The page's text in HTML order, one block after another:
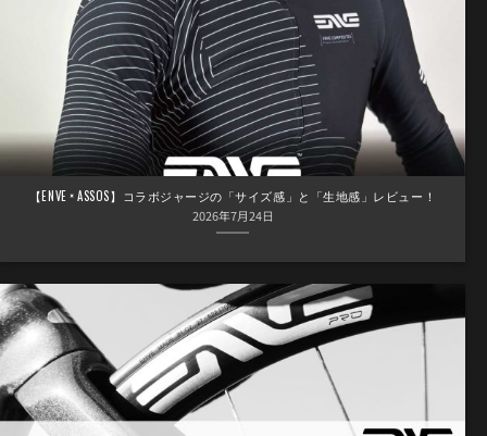
【ENVE × ASSOS】コラボジャージの「サイズ感」と「生地感」レビュー！
2026年7月24日